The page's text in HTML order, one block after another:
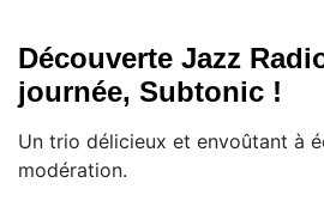
Découverte Jazz
journée, Subtonic !
Un trio délicieux et envoûtant à
modération.